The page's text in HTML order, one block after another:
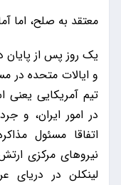
معتقد به صلح، اما
یک روز پس از پایان
و ایالات متحده در
تیم آمریکایی یعنی
در امور ایران، و
اتفاقا مسئول
لینکلن در دریای